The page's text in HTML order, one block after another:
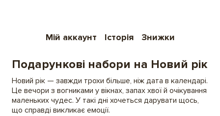
Мій аккаунт Історія Знижки
Подарункові набори на Новий рік
Новий рік — завжди трохи більше, ніж дата в календарі.
Це вечори з вогниками у вікнах, запах хвої й очікування
маленьких чудес. У такі дні хочеться дарувати щось,
що справді викликає емоції.